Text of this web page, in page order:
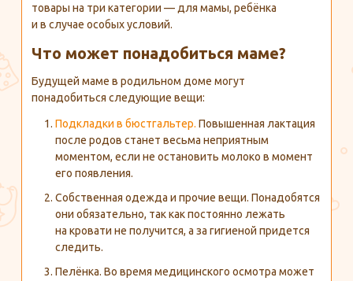
товары на три категории — для мамы, ребёнка
и в случае особых условий.
Что может понадобиться маме?
Будущей маме в родильном доме могут
понадобиться следующие вещи:
Подкладки в бюстгальтер. Повышенная лактация
после родов станет весьма неприятным
моментом, если не остановить молоко в момент
его появления.
Собственная одежда и прочие вещи. Понадобятся
они обязательно, так как постоянно лежать
на кровати не получится, а за гигиеной придется
следить.
Пелёнка. Во время медицинского осмотра может